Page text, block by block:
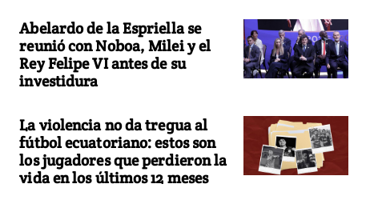
Abelardo de la Espriella se
reunió con Noboa, Milei y el
Rey Felipe VI antes de su
investidura
La violencia no da tregua al
fútbol ecuatoriano: estos son
los jugadores que perdieron la
vida en los últimos 12 meses